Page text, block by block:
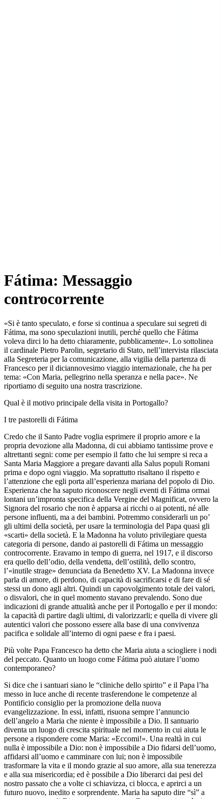
Fátima: Messaggio
controcorrente
«Si è tanto speculato, e forse si continua a speculare sui segreti di
Fátima, ma sono speculazioni inutili, perché quello che Fátima
voleva dirci lo ha detto chiaramente, pubblicamente». Lo sottolinea
il cardinale Pietro Parolin, segretario di Stato, nell’intervista rilasciata
alla Segreteria per la comunicazione, alla vigilia della partenza di
Francesco per il diciannovesimo viaggio internazionale, che ha per
tema: «Con Maria, pellegrino nella speranza e nella pace». Ne
riportiamo di seguito una nostra trascrizione.
Qual è il motivo principale della visita in Portogallo?
I tre pastorelli di Fátima
Credo che il Santo Padre voglia esprimere il proprio amore e la
propria devozione alla Madonna, di cui abbiamo tantissime prove e
altrettanti segni: come per esempio il fatto che lui sempre si reca a
Santa Maria Maggiore a pregare davanti alla Salus populi Romani
prima e dopo ogni viaggio. Ma soprattutto risaltano il rispetto e
l’attenzione che egli porta all’esperienza mariana del popolo di Dio.
Esperienza che ha saputo riconoscere negli eventi di Fátima ormai
lontani un’impronta specifica della Vergine del Magnificat, ovvero la
Signora del rosario che non è apparsa ai ricchi o ai potenti, né alle
persone influenti, ma a dei bambini. Potremmo considerarli un po’
gli ultimi della società, per usare la terminologia del Papa quasi gli
«scarti» della società. E la Madonna ha voluto privilegiare questa
categoria di persone, dando ai pastorelli di Fátima un messaggio
controcorrente. Eravamo in tempo di guerra, nel 1917, e il discorso
era quello dell’odio, della vendetta, dell’ostilità, dello scontro,
l’«inutile strage» denunciata da Benedetto XV. La Madonna invece
parla di amore, di perdono, di capacità di sacrificarsi e di fare di sé
stessi un dono agli altri. Quindi un capovolgimento totale dei valori,
o disvalori, che in quel momento stavano prevalendo. Sono due
indicazioni di grande attualità anche per il Portogallo e per il mondo:
la capacità di partire dagli ultimi, di valorizzarli; e quella di vivere gli
autentici valori che possono essere alla base di una convivenza
pacifica e solidale all’interno di ogni paese e fra i paesi.
Più volte Papa Francesco ha detto che Maria aiuta a sciogliere i nodi
del peccato. Quanto un luogo come Fátima può aiutare l’uomo
contemporaneo?
Si dice che i santuari siano le “cliniche dello spirito” e il Papa l’ha
messo in luce anche di recente trasferendone le competenze al
Pontificio consiglio per la promozione della nuova
evangelizzazione. In essi, infatti, risuona sempre l’annuncio
dell’angelo a Maria che niente è impossibile a Dio. Il santuario
diventa un luogo di crescita spirituale nel momento in cui aiuta le
persone a rispondere come Maria: «Eccomi!». Una realtà in cui
nulla è impossibile a Dio: non è impossibile a Dio fidarsi dell’uomo,
affidarsi all’uomo e camminare con lui; non è impossibile
trasformare la vita e il mondo grazie al suo amore, alla sua tenerezza
e alla sua misericordia; ed è possibile a Dio liberarci dai pesi del
nostro passato che a volte ci schiavizza, ci blocca, e aprirci a un
futuro nuovo, inedito e sorprendente. Maria ha saputo dire “sì” a